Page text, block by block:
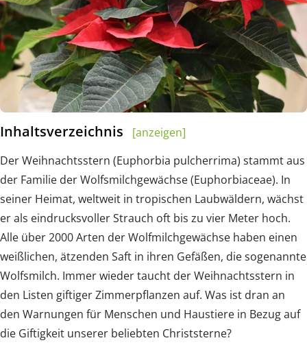
Inhaltsverzeichnis
[anzeigen]
Der Weihnachtsstern (Euphorbia pulcherrima) stammt aus
der Familie der Wolfsmilchgewächse (Euphorbiaceae). In
seiner Heimat, weltweit in tropischen Laubwäldern, wächst
er als eindrucksvoller Strauch oft bis zu vier Meter hoch.
Alle über 2000 Arten der Wolfmilchgewächse haben einen
weißlichen, ätzenden Saft in ihren Gefäßen, die sogenannte
Wolfsmilch. Immer wieder taucht der Weihnachtsstern in
den Listen giftiger Zimmerpflanzen auf. Was ist dran an
den Warnungen für Menschen und Haustiere in Bezug auf
die Giftigkeit unserer beliebten Christsterne?